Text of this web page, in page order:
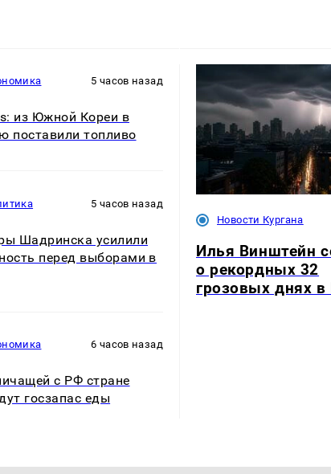
5 часов назад
из Южной Кореи в
поставили топливо
5 часов назад
Шадринска усилили
перед выборами в
6 часов назад
с РФ стране
госзапас еды
Новости Кургана
Илья Винштейн
о рекордных 32
грозовых днях в